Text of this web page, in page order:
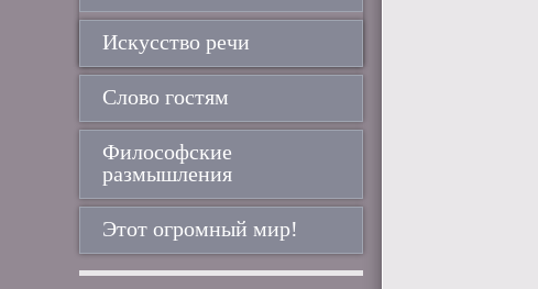
Искусство речи
Слово гостям
Философские
размышления
Этот огромный мир!